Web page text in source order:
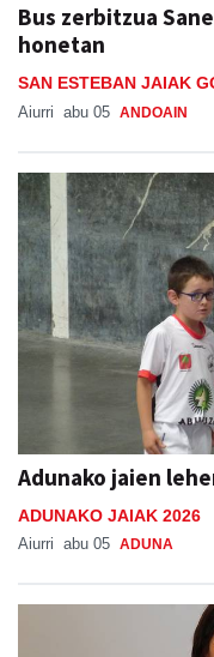
Bus zerbitzua
honetan
SAN ESTEBAN JAIAK
Aiurri abu 05 ANDOAIN
Adunako jaien
ADUNAKO JAIAK 2026
Aiurri abu 05 ADUNA